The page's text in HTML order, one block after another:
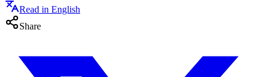
Read in English
Share